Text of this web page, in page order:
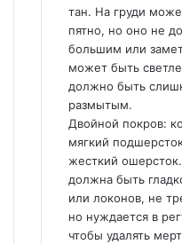
тан. На груди
пятно, но оно не
большим или
может быть
должно быть
размытым.
Двойной покров:
мягкий
жесткий
должна быть
или локонов, не
но нуждается в
чтобы удалять